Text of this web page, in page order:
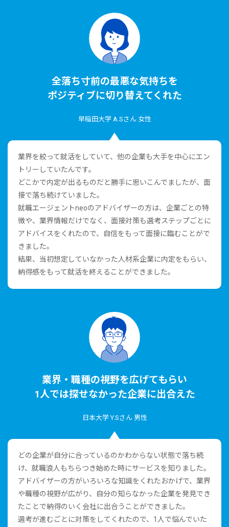
全落ち⼨前の最悪な気持ちを
ポジティブに切り替えてくれた
早稲⽥⼤学 A.Sさん ⼥性
業界を絞って就活をしていて、他の企業も⼤⼿を中⼼にエン
トリーしていたんです。
どこかで内定が出るものだと勝⼿に思いこんでましたが、⾯
接で落ち続けていました。
就職エージェントneoのアドバイザーの⽅は、企業ごとの特
徴や、業界情報だけでなく、⾯接対策も選考ステップごとに
アドバイスをくれたので、⾃信をもって⾯接に臨むことがで
きました。
結果、当初想定していなかった⼈材系企業に内定をもらい、
納得感をもって就活を終えることができました。
業界・職種の視野を広げてもらい
1⼈では探せなかった企業に出合えた
⽇本⼤学 Y.Sさん 男性
どの企業が⾃分に合っているのかわからない状態で落ち続
け、就職浪⼈もちらつき始めた時にサービスを知りました。
アドバイザーの⽅がいろいろな知識をくれたおかげで、業界
や職種の視野が広がり、⾃分の知らなかった企業を発⾒でき
たことで納得のいく会社に出合うことができました。
選考が進むごとに対策をしてくれたので、1⼈で悩んでいた